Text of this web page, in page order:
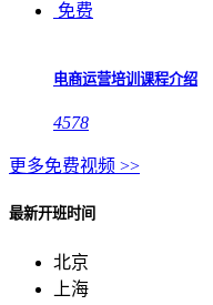
免费
电商运营培训课程介绍
4578
更多免费视频 >>
最新开班时间
北京
上海